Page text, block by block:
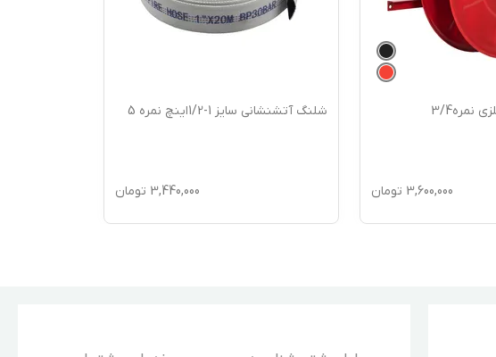
نمره3/4
3,600,000 تومان
شلنگ آتشنشانی سایز 1-1/2اینچ نمره 5
3,440,000 تومان